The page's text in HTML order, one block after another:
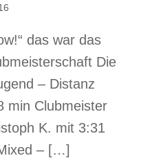
das war das
Die
– Distanz
min Clubmeister
K. mit 3:31
– […]